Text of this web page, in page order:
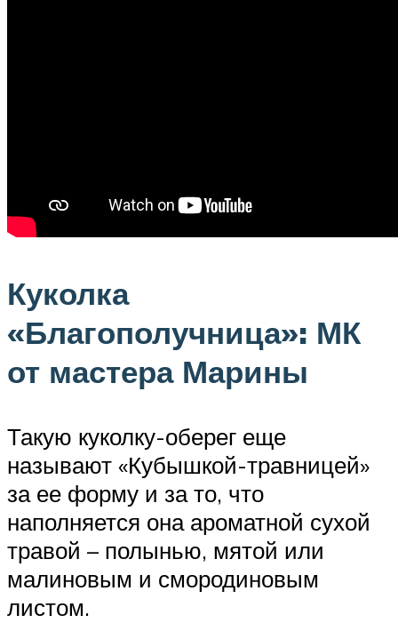
Куколка
«Благополучница»: МК
от мастера Марины
Такую куколку-оберег еще
называют «Кубышкой-травницей»
за ее форму и за то, что
наполняется она ароматной сухой
травой – полынью, мятой или
малиновым и смородиновым
листом.